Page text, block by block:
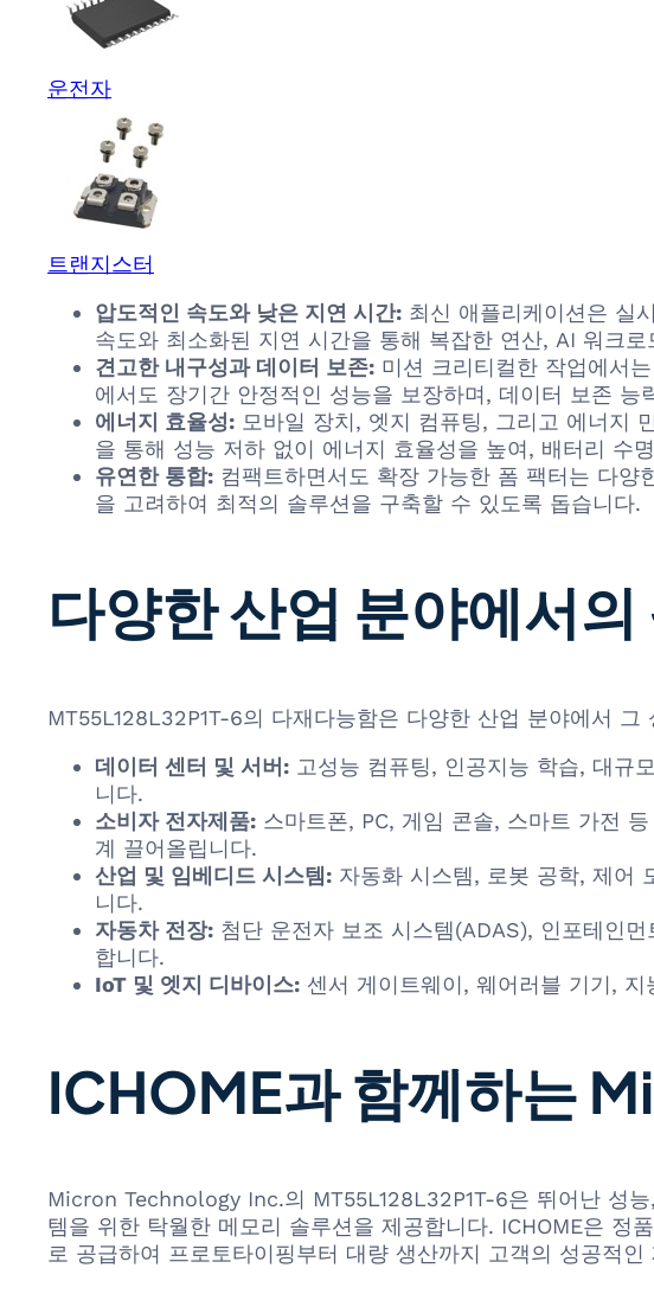
운전자
트랜지스터
압도적인 속도와 낮은 지연 시간: 최신 애플리케이션은 실
속도와 최소화된 지연 시간을 통해 복잡한 연산, AI 워크
견고한 내구성과 데이터 보존: 미션 크리티컬한 작업에서
에서도 장기간 안정적인 성능을 보장하며, 데이터 보존
에너지 효율성: 모바일 장치, 엣지 컴퓨팅, 그리고 에너지
을 통해 성능 저하 없이 에너지 효율성을 높여, 배터리 수
유연한 통합: 컴팩트하면서도 확장 가능한 폼 팩터는 다
을 고려하여 최적의 솔루션을 구축할 수 있도록 돕습니다.
다양한 산업 분야에서
MT55L128L32P1T-6의 다재다능함은 다양한 산업 분야에서 그
데이터 센터 및 서버: 고성능 컴퓨팅, 인공지능 학습, 대규
니다.
소비자 전자제품: 스마트폰, PC, 게임 콘솔, 스마트 가전
계 끌어올립니다.
산업 및 임베디드 시스템: 자동화 시스템, 로봇 공학, 제어
니다.
자동차 전장: 첨단 운전자 보조 시스템(ADAS), 인포테인
합니다.
IoT 및 엣지 디바이스: 센서 게이트웨이, 웨어러블 기기,
ICHOME과 함께하는
Micron Technology Inc.의 MT55L128L32P1T-6은 뛰어난 성
템을 위한 탁월한 메모리 솔루션을 제공합니다. ICHOME은
로 공급하여 프로토타이핑부터 대량 생산까지 고객의 성공적